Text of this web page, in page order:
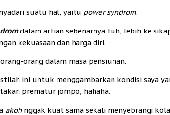
suatu hal, yaitu power syndrom.
dalam artian sebenarnya tuh, lebih ke
kekuasaan dan harga diri.
orang dalam masa pensiunan.
ini untuk menggambarkan kondisi saya
prematur jompo, hahaha.
akoh nggak kuat sama sekali menyebrangi